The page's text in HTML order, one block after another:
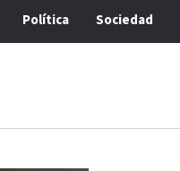
Política Sociedad